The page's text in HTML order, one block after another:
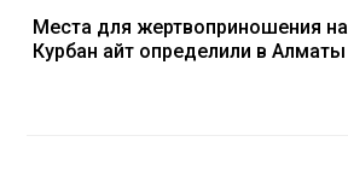
Места для жертвоприношения на
Курбан айт определили в Алматы